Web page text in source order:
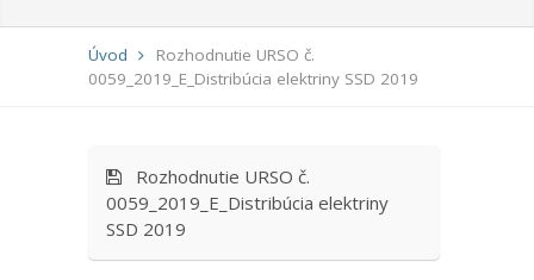
Úvod
Rozhodnutie URSO č.
0059_2019_E_Distribúcia elektriny SSD 2019
Rozhodnutie URSO č.
0059_2019_E_Distribúcia elektriny
SSD 2019